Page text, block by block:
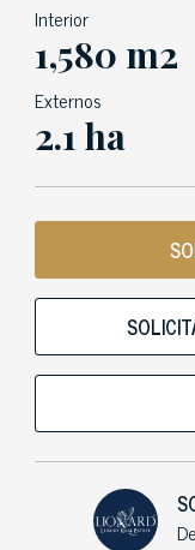
Interior
1,580 m2
Externos
2.1 ha